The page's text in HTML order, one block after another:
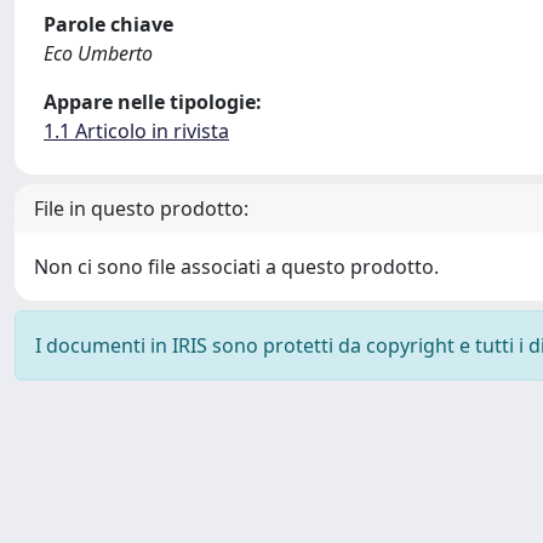
Parole chiave
Eco Umberto
Appare nelle tipologie:
1.1 Articolo in rivista
File in questo prodotto:
Non ci sono file associati a questo prodotto.
I documenti in IRIS sono protetti da copyright e tutti i